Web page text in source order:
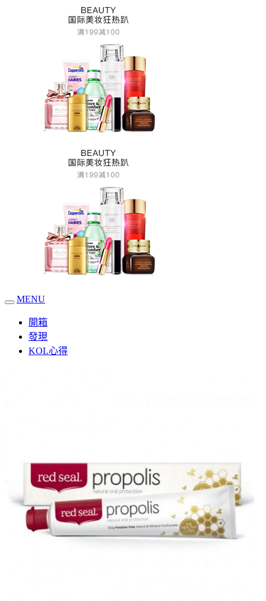
MENU
開箱
發現
KOL心得